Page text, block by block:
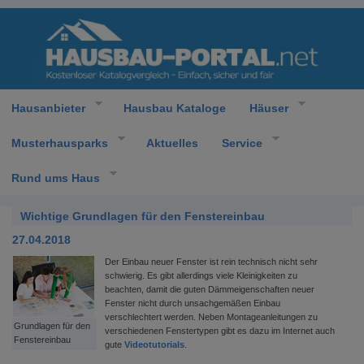
Hausanbieter Hausbau Kataloge Häuser
Musterhausparks Aktuelles Service
Rund ums Haus
Wichtige Grundlagen für den Fenstereinbau
27.04.2018
Grundlagen für den
Fenstereinbau
Der Einbau neuer Fenster ist rein technisch nicht sehr
schwierig. Es gibt allerdings viele Kleinigkeiten zu
beachten, damit die guten Dämmeigenschaften neuer
Fenster nicht durch unsachgemäßen Einbau
verschlechtert werden. Neben Montageanleitungen zu
verschiedenen Fenstertypen gibt es dazu im Internet auch
gute Videotutorials